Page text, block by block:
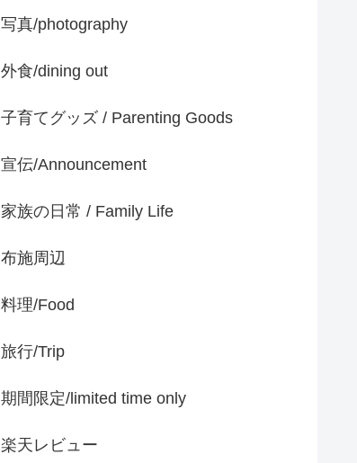
写真/photography
外食/dining out
子育てグッズ / Parenting Goods
宣伝/Announcement
家族の日常 / Family Life
布施周辺
料理/Food
旅行/Trip
期間限定/limited time only
楽天レビュー